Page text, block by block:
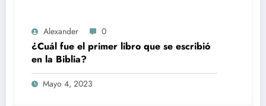
Alexander 0
¿Cuál fue el primer libro que se escribió
en la Biblia?
Mayo 4, 2023